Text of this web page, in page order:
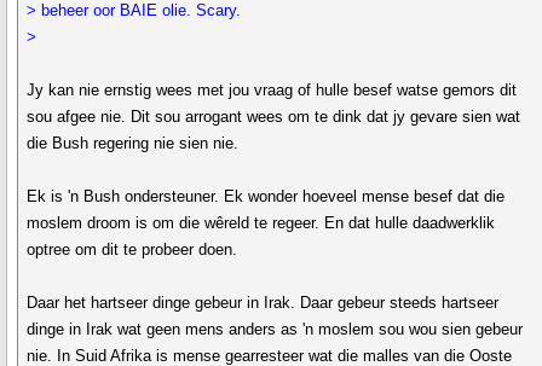
> beheer oor BAIE olie. Scary.
>
Jy kan nie ernstig wees met jou vraag of hulle besef watse gemors dit
sou afgee nie. Dit sou arrogant wees om te dink dat jy gevare sien wat
die Bush regering nie sien nie.
Ek is 'n Bush ondersteuner. Ek wonder hoeveel mense besef dat die
moslem droom is om die wêreld te regeer. En dat hulle daadwerklik
optree om dit te probeer doen.
Daar het hartseer dinge gebeur in Irak. Daar gebeur steeds hartseer
dinge in Irak wat geen mens anders as 'n moslem sou wou sien gebeur
nie. In Suid Afrika is mense gearresteer wat die malles van die Ooste